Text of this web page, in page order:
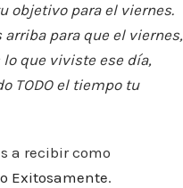
objetivo para el viernes.
para que el viernes,
que viviste ese día,
TODO el tiempo tu
a recibir como
Exitosamente.